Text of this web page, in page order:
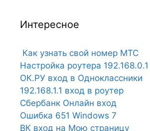
Интересное
Как узнать свой номер МТС
Настройка роутера 192.168.0.1
ОК.РУ вход в Одноклассники
192.168.1.1 вход в роутер
Сбербанк Онлайн вход
Ошибка 651 Windows 7
ВК вход на Мою страницу